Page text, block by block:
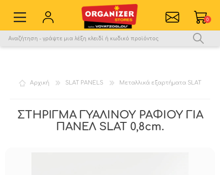
0
Αγαπημένα 0
Αρχική SLAT PANELS Μεταλλικά εξαρτήματα SLAT
ΣΤΗΡΙΓΜΑ ΓΥΑΛΙΝΟΥ ΡΑΦΙΟΥ ΓΙΑ
ΠΑΝΕΛ SLAT 0,8cm.